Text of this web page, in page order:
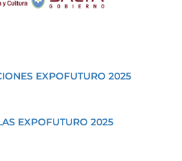
EXPOFUTURO 2025
EXPOFUTURO 2025